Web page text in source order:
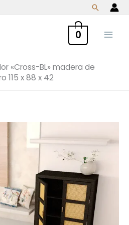
Buscar
0
«Cross-BL» madera de
115 x 88 x 42
€.
precio
actual
525,00 €.